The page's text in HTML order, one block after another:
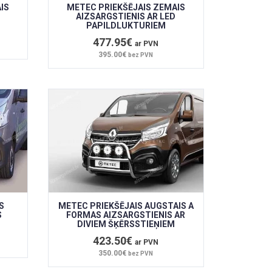
METEC PRIEKŠĒJAIS ZEMAIS
AIZSARGSTIENIS AR LED
PAPILDLUKTURIEM
477.95€ar PVN
395.00€bez PVN
METEC PRIEKŠĒJAIS AUGSTAIS A
FORMAS AIZSARGSTIENIS AR
DIVIEM ŠĶĒRSSTIEŅIEM
423.50€ar PVN
350.00€bez PVN